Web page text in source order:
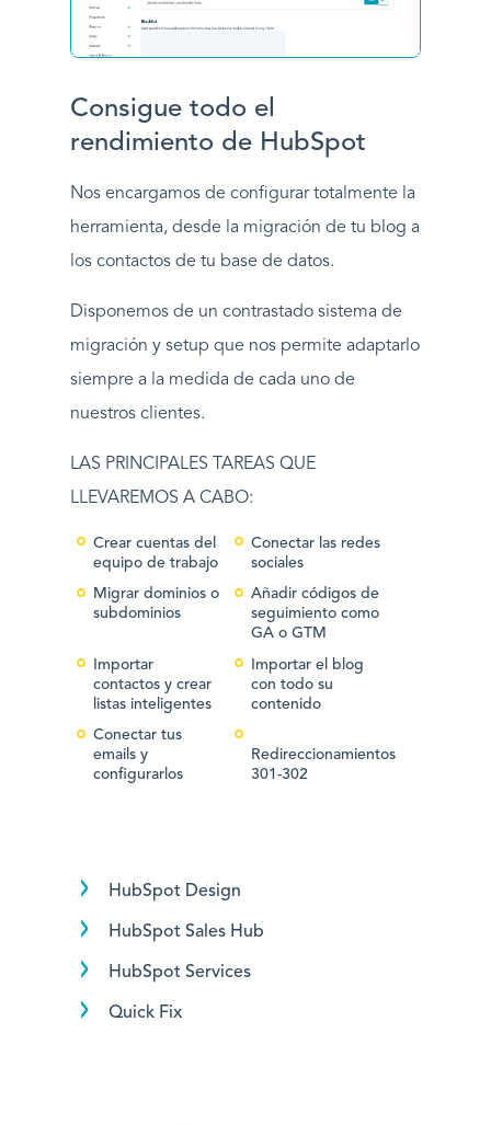
Consigue todo el
rendimiento de HubSpot
Nos encargamos de configurar totalmente la
herramienta, desde la migración de tu blog a
los contactos de tu base de datos.
Disponemos de un contrastado sistema de
migración y setup que nos permite adaptarlo
siempre a la medida de cada uno de
nuestros clientes.
LAS PRINCIPALES TAREAS QUE
LLEVAREMOS A CABO:
Crear cuentas del
equipo de trabajo
Conectar las redes
sociales
Migrar dominios o
subdominios
Añadir códigos de
seguimiento como
GA o GTM
Importar
contactos y crear
listas inteligentes
Importar el blog
con todo su
contenido
Conectar tus
emails y
configurarlos
Redireccionamientos
301-302
HubSpot Design
HubSpot Sales Hub
HubSpot Services
Quick Fix